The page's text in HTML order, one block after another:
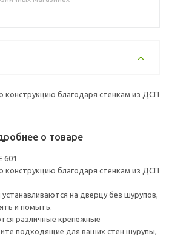
конструкцию благодаря стенкам из ДСП
о товаре
601
конструкцию благодаря стенкам из ДСП
на дверцу без шурупов,
и помыть.
различные крепежные
подходящие для ваших стен шурупы,